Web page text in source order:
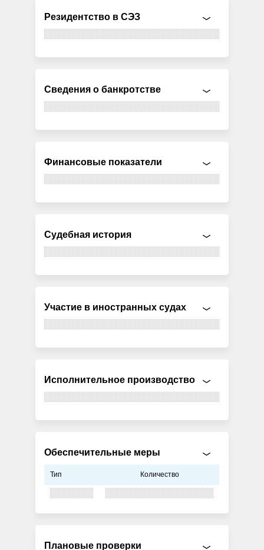
Резидентство в СЭЗ
Сведения о банкротстве
Финансовые показатели
Судебная история
Участие в иностранных судах
Исполнительное производство
Обеспечительные меры
Тип Количество
Плановые проверки